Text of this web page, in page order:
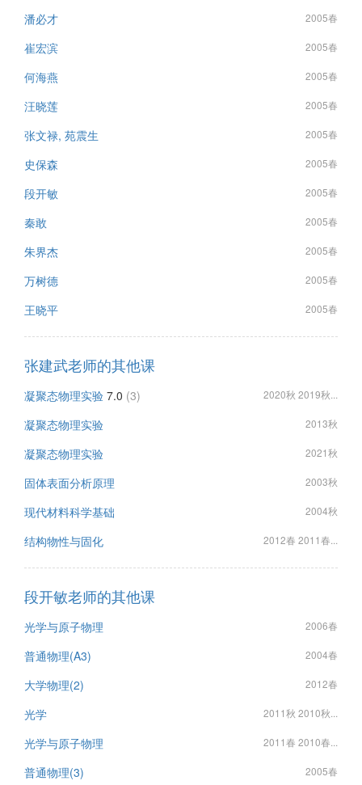
潘必才 2005春
崔宏滨 2005春
何海燕 2005春
汪晓莲 2005春
张文禄, 苑震生 2005春
史保森 2005春
段开敏 2005春
秦敢 2005春
朱界杰 2005春
万树德 2005春
王晓平 2005春
张建武老师的其他课
凝聚态物理实验 7.0 (3) 2020秋 2019秋...
凝聚态物理实验 2013秋
凝聚态物理实验 2021秋
固体表面分析原理 2003秋
现代材料科学基础 2004秋
结构物性与固化 2012春 2011春...
段开敏老师的其他课
光学与原子物理 2006春
普通物理(A3) 2004春
大学物理(2) 2012春
光学 2011秋 2010秋...
光学与原子物理 2011春 2010春...
普通物理(3) 2005春